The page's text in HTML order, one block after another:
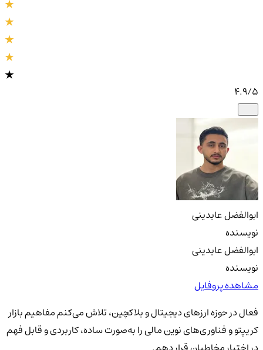
4.9/5
ابوالفضل عابدینی
نویسنده
ابوالفضل عابدینی
نویسنده
مشاهده پروفایل
فعال در حوزه ارزهای دیجیتال و بلاکچین، تلاش می‌کنم مفاهیم بازار
کریپتو و فناوری‌های نوین مالی را به‌صورت ساده، کاربردی و قابل فهم